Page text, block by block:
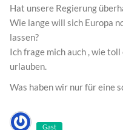
Hat unsere Regierung
Wie lange will sich Europa
lassen?
Ich frage mich auch , wie
urlauben.
Was haben wir nur für eine
Gast